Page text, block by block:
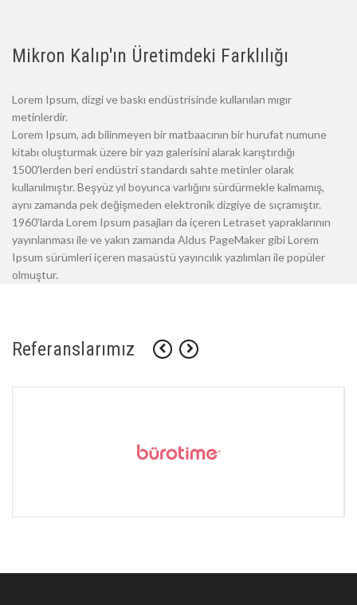
Mikron Kalıp'ın Üretimdeki Farklılığı
Lorem Ipsum, dizgi ve baskı endüstrisinde kullanılan mıgır
metinlerdir.
Lorem Ipsum, adı bilinmeyen bir matbaacının bir hurufat numune
kitabı oluşturmak üzere bir yazı galerisini alarak karıştırdığı
1500'lerden beri endüstri standardı sahte metinler olarak
kullanılmıştır. Beşyüz yıl boyunca varlığını sürdürmekle kalmamış,
aynı zamanda pek değişmeden elektronik dizgiye de sıçramıştır.
1960'larda Lorem Ipsum pasajları da içeren Letraset yapraklarının
yayınlanması ile ve yakın zamanda Aldus PageMaker gibi Lorem
Ipsum sürümleri içeren masaüstü yayıncılık yazılımları ile popüler
olmuştur.
Referanslarımız